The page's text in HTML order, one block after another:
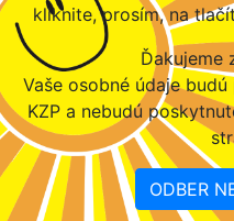
kliknite, prosím, na
Ďakujeme
Vaše osobné údaje
KZP a nebudú
ODBER